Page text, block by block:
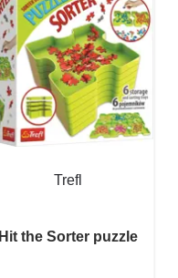
Trefl
Hit the Sorter puzzle